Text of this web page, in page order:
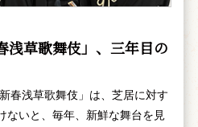
浅草歌舞伎」、三年目の
春浅草歌舞伎」は、芝居に対す
ないと、毎年、新鮮な舞台を見